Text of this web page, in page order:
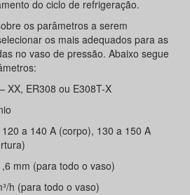
do ciclo de refrigeração.
os parâmetros a serem
os mais adequados para as
no vaso de pressão. Abaixo segue
XX, ER308 ou E308T-X
a 140 A (corpo), 130 a 150 A
mm (para todo o vaso)
h (para todo o vaso)